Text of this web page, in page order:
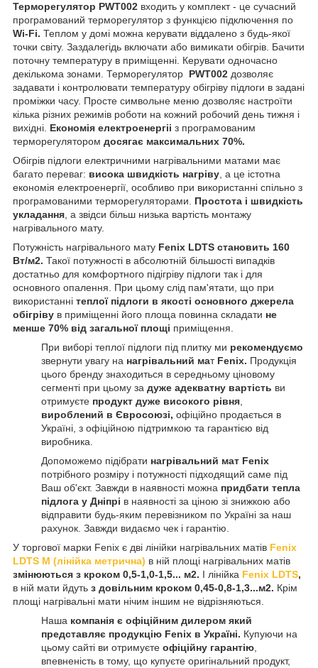
Терморегулятор PWT002 входить у комплект - це сучасний
програмований терморегулятор з функцією підключення по
Wi-Fi. Теплом у домі можна керувати віддалено з будь-якої
точки світу. Заздалегідь включати або вимикати обігрів. Бачити
поточну температуру в приміщенні. Керувати одночасно
декількома зонами. Терморегулятор PWT002 дозволяє
задавати і контролювати температуру обігріву підлоги в задані
проміжки часу. Просте символьне меню дозволяє настроїти
кілька різних режимів роботи на кожний робочий день тижня і
вихідні. Економія електроенергіі з програмованим
терморегулятором досягає максимальних 70%.
Обігрів підлоги електричними нагрівальними матами має
багато переваг: висока швидкість нагріву, а це істотна
економія електроенергії, особливо при використанні спільно з
програмованими терморегуляторами. Простота і швидкість
укладання, а звідси більш низька вартість монтажу
нагрівального мату.
Потужність нагрівального мату Fenix LDTS становить 160
Вт/м2. Такої потужності в абсолютній більшості випадків
достатньо для комфортного підігріву підлоги так і для
основного опалення. При цьому слід пам'ятати, що при
використанні теплої підлоги в якості основного джерела
обігріву в приміщенні його площа повинна складати не
менше 70% від загальної площі приміщення.
При виборі теплої підлоги під плитку ми рекомендуємо
звернути увагу на нагрівальний мат Fenix. Продукція
цього бренду знаходиться в середньому ціновому
сегменті при цьому за дуже адекватну вартість ви
отримуєте продукт дуже високого рівня,
вироблений в Євросоюзі, офіційно продається в
Україні, з офіційною підтримкою та гарантією від
виробника.
Допоможемо підібрати нагрівальний мат Fenix
потрібного розміру і потужності підходящий саме під
Ваш об'єкт. Завжди в наявності можна придбати тепла
підлога у Дніпрі в наявності за ціною зі знижкою або
відправити будь-яким перевізником по Україні за наш
рахунок. Завжди видаємо чек і гарантію.
У торгової марки Fenix є дві лінійки нагрівальних матів Fenix
LDTS M (лінійка метрична) в ній площі нагрівальних матів
змінюються з кроком 0,5-1,0-1,5... м2. І лінійка Fenix LDTS,
в ній мати йдуть з довільним кроком 0,45-0,8-1,3...м2. Крім
площі нагрівальні мати нічим іншим не відрізняються.
Наша компанія є офіційним дилером який
представляє продукцію Fenix в Україні. Купуючи на
цьому сайті ви отримуєте офіційну гарантію,
впевненість в тому, що купуєте оригінальний продукт,